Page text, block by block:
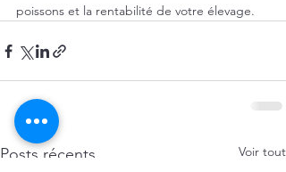
poissons et la rentabilité de votre élevage.
Posts récents Voir tout